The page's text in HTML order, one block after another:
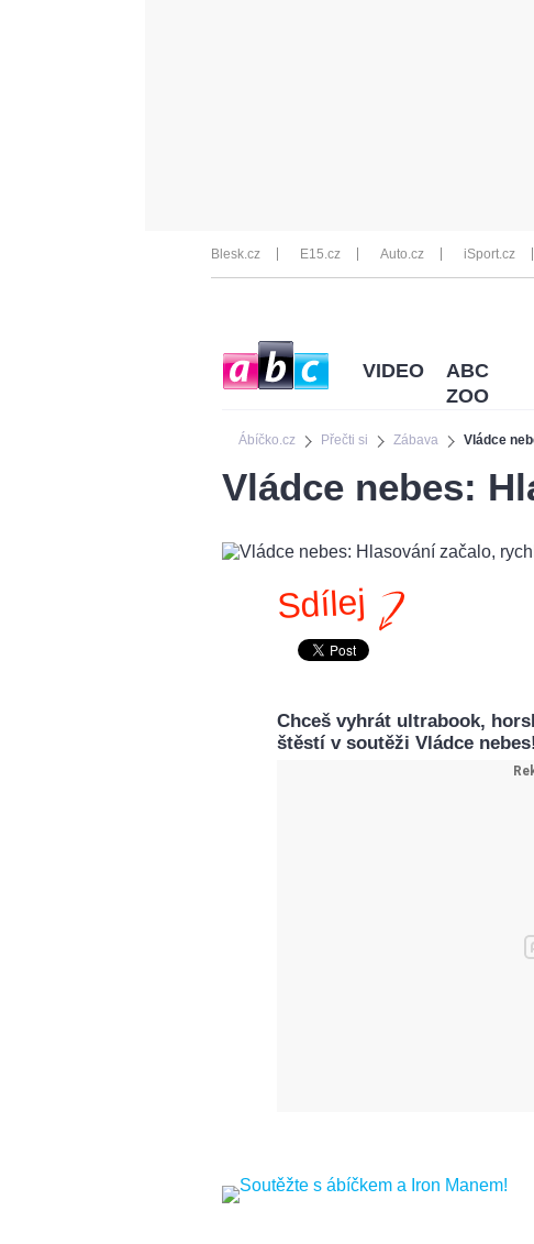
Blesk.cz E15.cz Auto.cz iSport.cz
Ábíčko.cz Přečti si Zábava Vládce
VIDEO
ABC
ZOO
Vládce nebes:
Sdílej
Chceš vyhrát ultrabook,
štěstí v soutěži Vládce nebes!